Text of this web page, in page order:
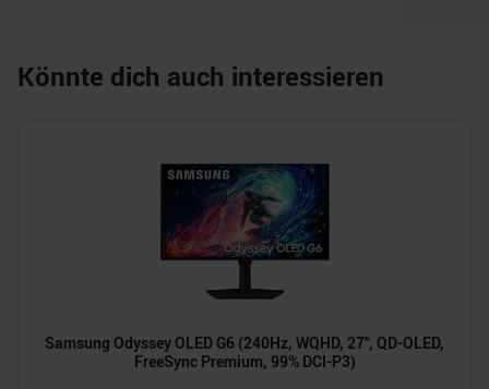
Könnte dich auch interessieren
Samsung Odyssey OLED G6 (240Hz, WQHD, 27", QD-OLED,
FreeSync Premium, 99% DCI-P3)